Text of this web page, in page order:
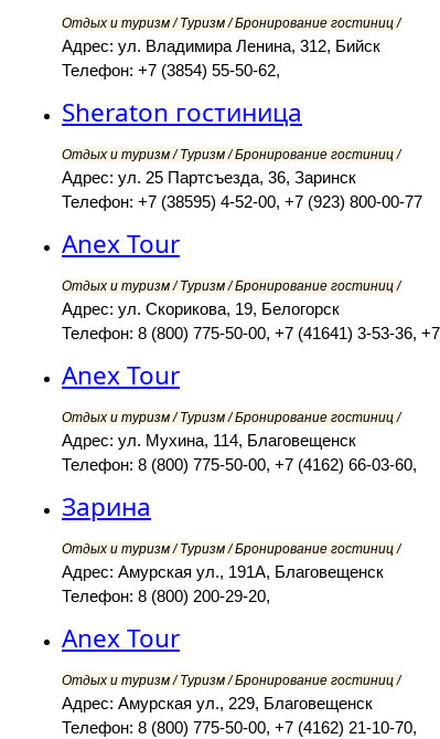
Отдых и туризм / Туризм / Бронирование гостиниц /
Адрес: ул. Владимира Ленина, 312, Бийск
Телефон: +7 (3854) 55-50-62,
Sheraton гостиница
Отдых и туризм / Туризм / Бронирование гостиниц /
Адрес: ул. 25 Партсъезда, 36, Заринск
Телефон: +7 (38595) 4-52-00, +7 (923) 800-00-77
Anex Tour
Отдых и туризм / Туризм / Бронирование гостиниц /
Адрес: ул. Скорикова, 19, Белогорск
Телефон: 8 (800) 775-50-00, +7 (41641) 3-53-36,
Anex Tour
Отдых и туризм / Туризм / Бронирование гостиниц /
Адрес: ул. Мухина, 114, Благовещенск
Телефон: 8 (800) 775-50-00, +7 (4162) 66-03-60,
Зарина
Отдых и туризм / Туризм / Бронирование гостиниц /
Адрес: Амурская ул., 191А, Благовещенск
Телефон: 8 (800) 200-29-20,
Anex Tour
Отдых и туризм / Туризм / Бронирование гостиниц /
Адрес: Амурская ул., 229, Благовещенск
Телефон: 8 (800) 775-50-00, +7 (4162) 21-10-70,